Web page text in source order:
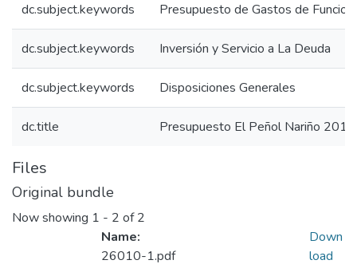
dc.subject.keywords Presupuesto de Gastos de
dc.subject.keywords Inversión y Servicio a La Deuda
dc.subject.keywords Disposiciones Generales
dc.title Presupuesto El Peñol Nariño
Files
Original bundle
Now showing 1 - 2 of 2
Name:
26010-1.pdf
Down
load